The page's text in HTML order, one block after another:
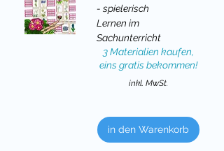
- spielerisch
Lernen im
Sachunterricht
3 Materialien kaufen,
eins gratis bekommen!
inkl. MwSt.
in den Warenkorb